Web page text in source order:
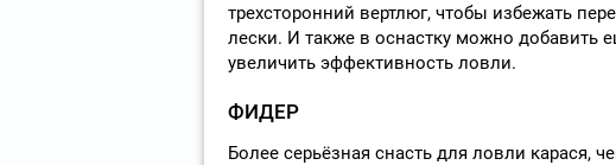
трехсторонний вертлюг, чтобы избежать
лески. И также в оснастку можно добавить
увеличить эффективность ловли.
ФИДЕР
Более серьёзная снасть для ловли карася,